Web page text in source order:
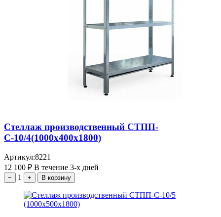
Стеллаж производственный СТПП-
С-10/4(1000х400х1800)
Артикул:8221
12 100 ₽ В течение 3-х дней
− 1 + В корзину